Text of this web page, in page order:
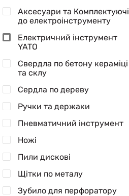
Аксесуари та Комплектуючі
до електроінструменту
Електричний інструмент
YATO
Свердла по бетону кераміці
та склу
Сердла по дереву
Ручки та держаки
Пневматичний інструмент
Ножі
Пили дискові
Щітки по металу
Зубило для перфоратору